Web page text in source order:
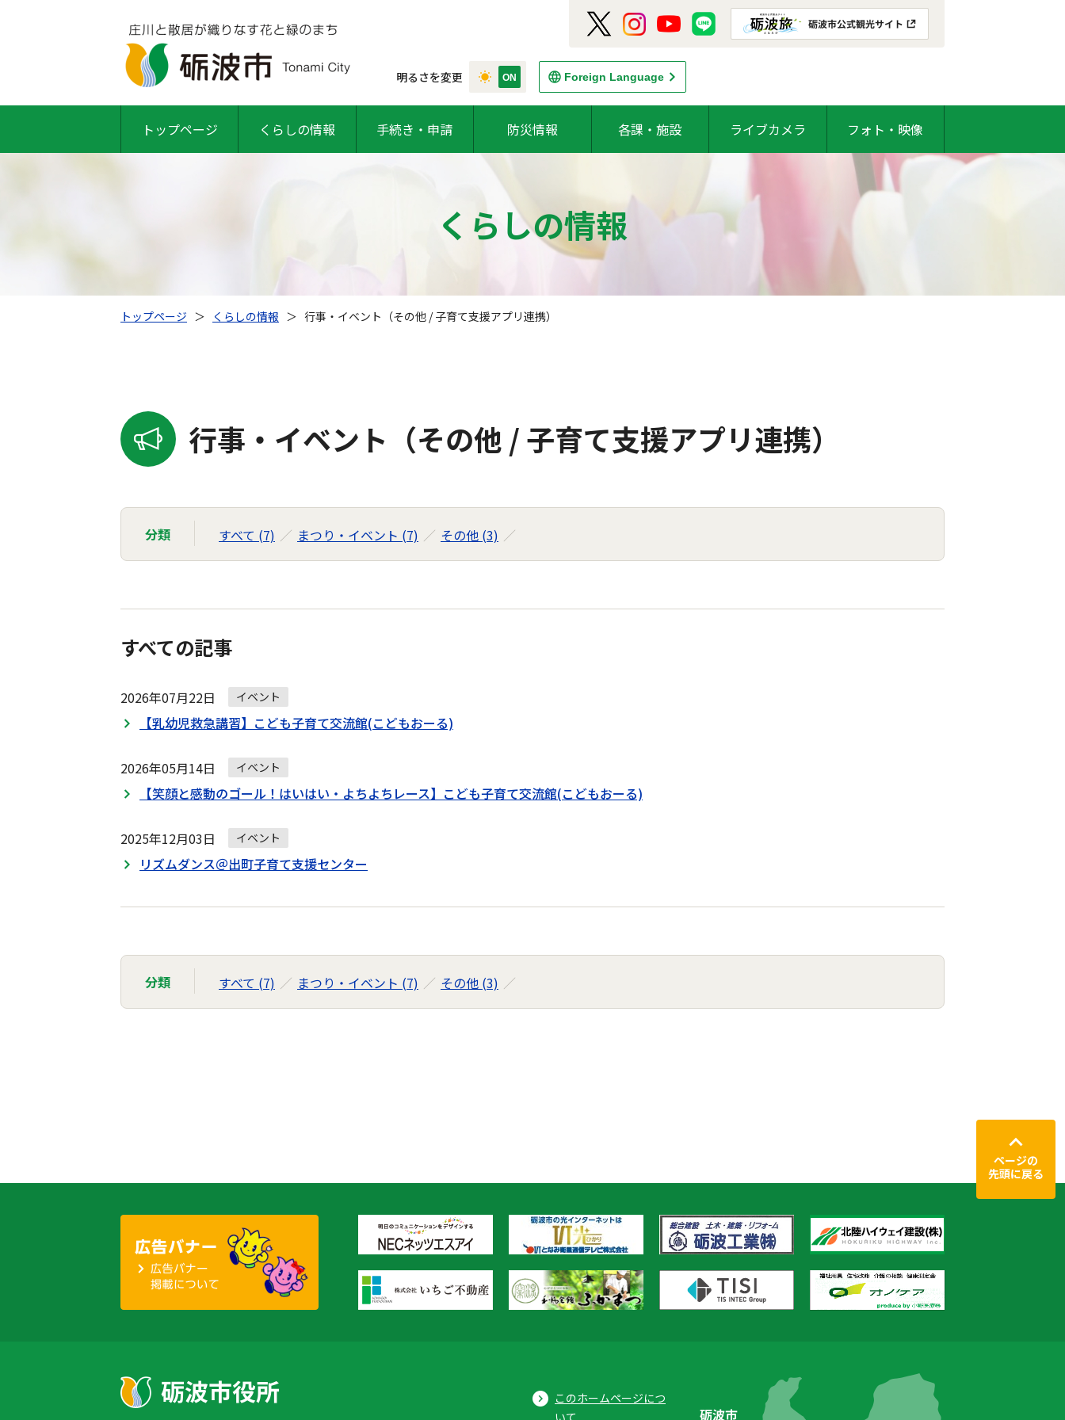
明るさを変更 Foreign Language
トップページ くらしの情報 手続き・申請 防災情報 各課・施設 ライブカメラ フォト・映像
くらしの情報
トップページ ＞ くらしの情報 ＞ 行事・イベント（その他 / 子育て支援アプリ連携）
行事・イベント（その他 / 子育て支援アプリ連携）
分類 すべて (7) まつり・イベント (7) その他 (3)
すべての記事
2026年07月22日 イベント
【乳幼児救急講習】こども子育て交流館(こどもおーる)
2026年05月14日 イベント
【笑顔と感動のゴール！はいはい・よちよちレース】こども子育て交流館(こどもおーる)
2025年12月03日 イベント
リズムダンス＠出町子育て支援センター
分類 すべて (7) まつり・イベント (7) その他 (3)
ページの
先頭に戻る
このホームページにつ